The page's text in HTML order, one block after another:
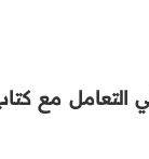
التعامل مع